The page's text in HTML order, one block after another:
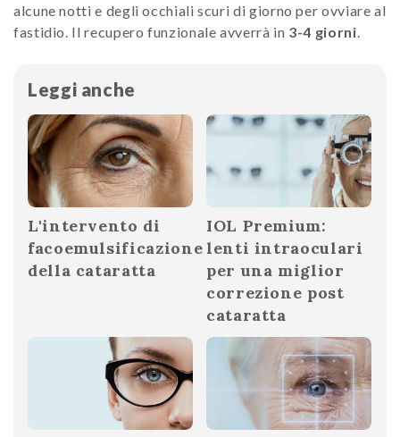
alcune notti e degli occhiali scuri di giorno per ovviare al
fastidio. Il recupero funzionale avverrà in 3-4 giorni
Leggi anche
L'intervento di
facoemulsificazione
della cataratta
IOL Premium:
lenti intraoculari
per una miglior
correzione post
cataratta